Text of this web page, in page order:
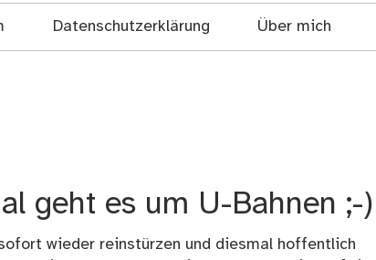
Datenschutzerklärung Über mich
geht es um U-Bahnen ;-)
wieder reinstürzen und diesmal hoffentlich